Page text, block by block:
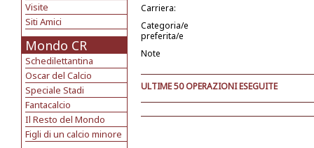
Visite
Siti Amici
Mondo CR
Schedilettantina
Oscar del Calcio
Speciale Stadi
Fantacalcio
Il Resto del Mondo
Figli di un calcio minore
Carriera:
Categoria/e
preferita/e
Note
ULTIME 50 OPERAZIONI ESEGUITE